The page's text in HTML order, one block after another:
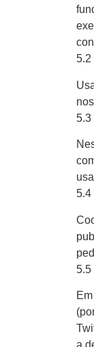
5.2
5.3
5.4
5.5
a